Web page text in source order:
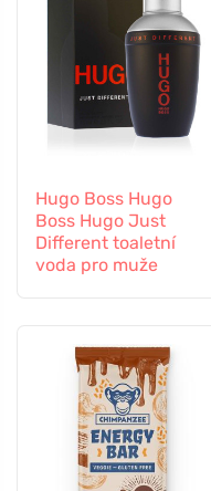
Hugo Boss Hugo
Boss Hugo Just
Different toaletní
voda pro muže